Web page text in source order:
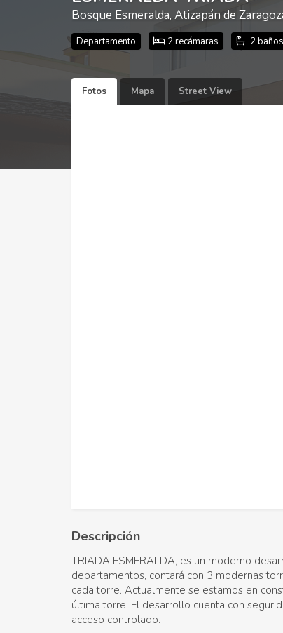
Bosque Esmeralda, Atizapán de
Departamento 2 recámaras 2 baños
Fotos Mapa Street View
Descripción
TRIADA ESMERALDA, es un moderno
departamentos, contará con 3 modernas
cada torre. Actualmente se estamos en
última torre. El desarrollo cuenta con
acceso controlado.